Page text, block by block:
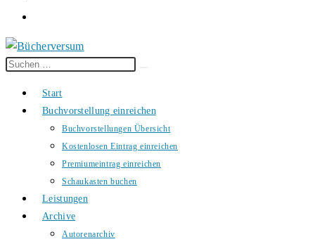
Diese
durchsuchen
Start
Buchvorstellung einreichen
Buchvorstellungen Übersicht
Kostenlosen Eintrag einreichen
Premiumeintrag einreichen
Schaukasten buchen
Leistungen
Archive
Autorenarchiv